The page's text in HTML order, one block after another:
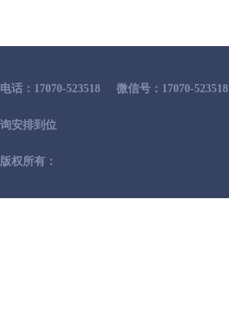
电话：17070-523518 微信号：17070-523518
询安排到位
版权所有：